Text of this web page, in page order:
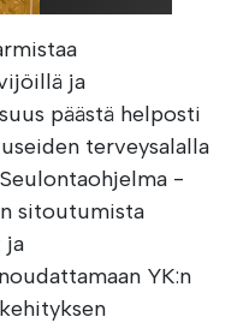
ja
päästä helposti
terveysalalla
-
sitoutumista
ja
YK:n